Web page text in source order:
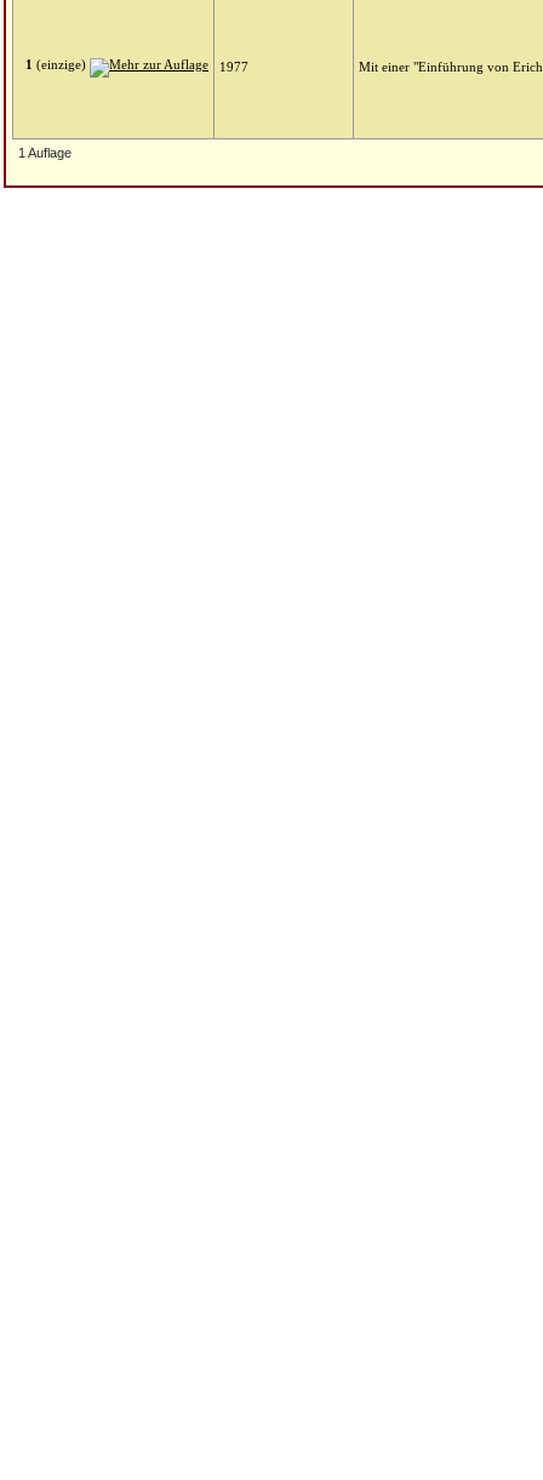
1 (einzige) 1977 Mit einer "Einführung von
1 Auflage